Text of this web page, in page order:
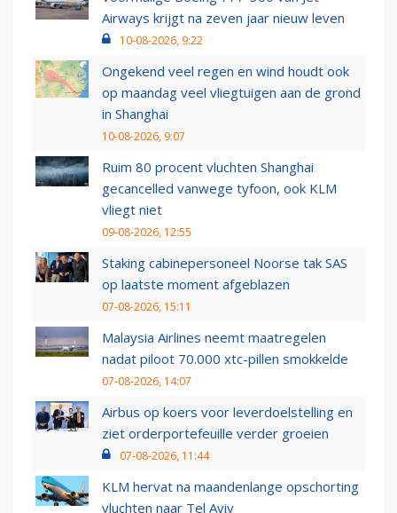
Airways krijgt na zeven jaar nieuw leven
10-08-2026, 9:22
Ongekend veel regen en wind houdt ook
op maandag veel vliegtuigen aan de grond
in Shanghai
10-08-2026, 9:07
Ruim 80 procent vluchten Shanghai
gecancelled vanwege tyfoon, ook KLM
vliegt niet
09-08-2026, 12:55
Staking cabinepersoneel Noorse tak SAS
op laatste moment afgeblazen
07-08-2026, 15:11
Malaysia Airlines neemt maatregelen
nadat piloot 70.000 xtc-pillen smokkelde
07-08-2026, 14:07
Airbus op koers voor leverdoelstelling en
ziet orderportefeuille verder groeien
07-08-2026, 11:44
KLM hervat na maandenlange opschorting
vluchten naar Tel Aviv